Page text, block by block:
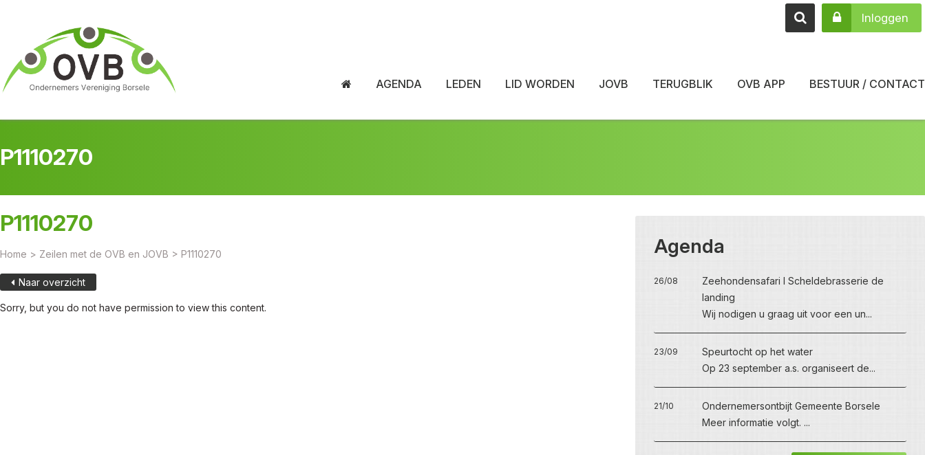
Inloggen
AGENDA LEDEN LID WORDEN JOVB TERUGBLIK OVB APP BESTUUR / CONTACT
P1110270
P1110270
Home > Zeilen met de OVB en JOVB > P1110270
Naar overzicht
Sorry, but you do not have permission to view this content.
Agenda
26/08
Zeehondensafari I Scheldebrasserie de
landing
Wij nodigen u graag uit voor een un...
23/09
Speurtocht op het water
Op 23 september a.s. organiseert de...
21/10
Ondernemersontbijt Gemeente Borsele
Meer informatie volgt. ...